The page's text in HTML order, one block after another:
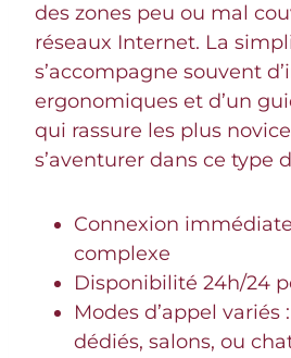
des zones peu ou mal
réseaux Internet. La
s’accompagne souvent
ergonomiques et d’un
qui rassure les plus
s’aventurer dans ce type
Connexion
complexe
Disponibilité 24h/24
Modes d’appel variés
dédiés, salons, ou